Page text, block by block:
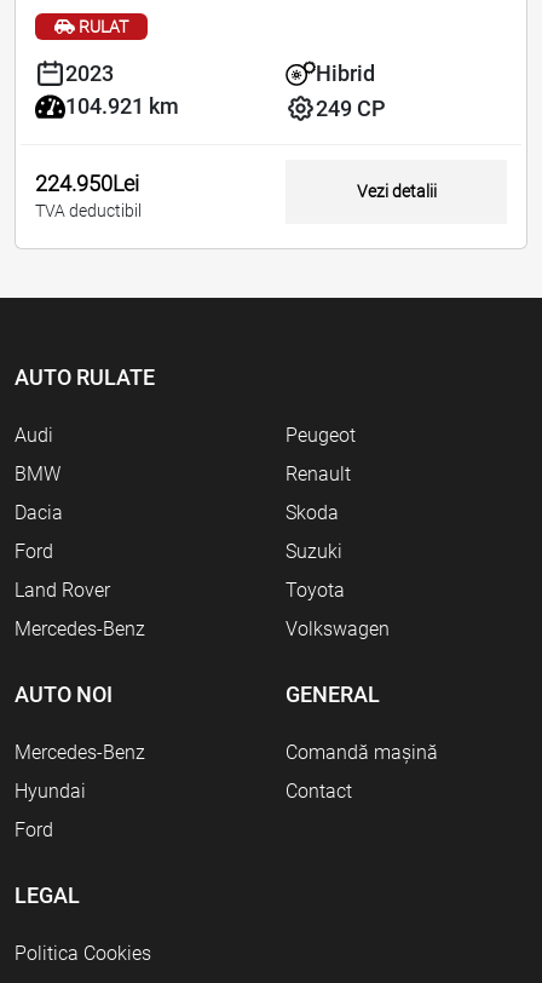
RULAT
2023
104.921 km
Hibrid
249 CP
224.950Lei
TVA deductibil
Vezi detalii
AUTO RULATE
Audi
BMW
Dacia
Ford
Land Rover
Mercedes-Benz
Peugeot
Renault
Skoda
Suzuki
Toyota
Volkswagen
AUTO NOI
Mercedes-Benz
Hyundai
Ford
GENERAL
Comandă mașină
Contact
LEGAL
Politica Cookies